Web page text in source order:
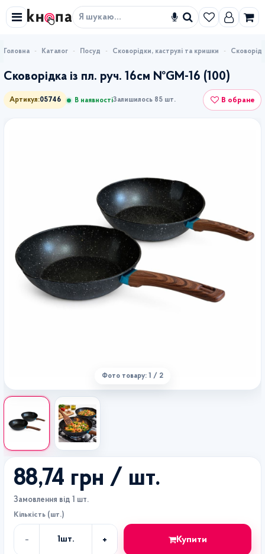
Знайти
Каталог Посуд Сковорідки, каструлі та кришки
Сковорідка із пл. руч. 16см №GM-16 (100)
Артикул:05746 В наявностіЗалишилось 85 шт. В обране
Фото товару: 1 / 2
88,74 грн / шт.
Замовлення від 1 шт.
Кількість (шт.)
- 1шт. + Купити